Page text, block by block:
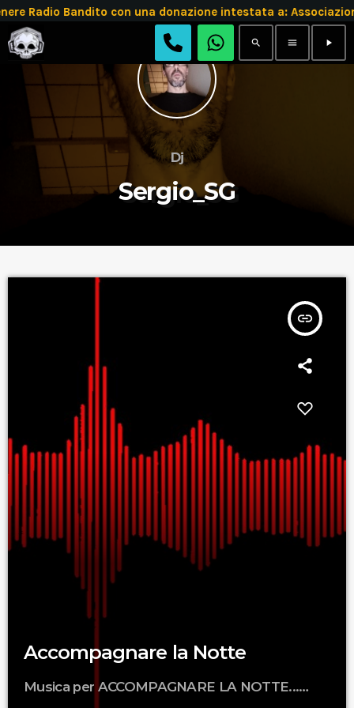
Bandito con una donazione intestata a:
search menu play_arrow
Dj
Sergio_SG
insert_link
Accompagnare la Notte
Musica per ACCOMPAGNARE LA NOTTE...